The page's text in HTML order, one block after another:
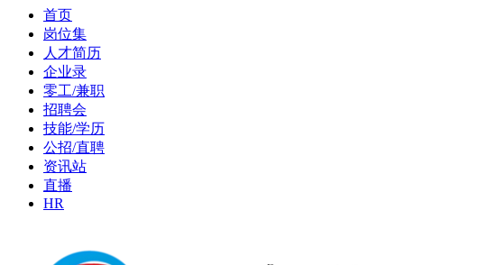
首页
岗位集
人才简历
企业录
零工/兼职
招聘会
技能/学历
公招/直聘
资讯站
直播
HR